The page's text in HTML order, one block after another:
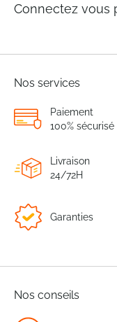
Connectez vous
Nos services
Paiement
100% sécurisé
Livraison
24/72H
Garanties
Nos conseils